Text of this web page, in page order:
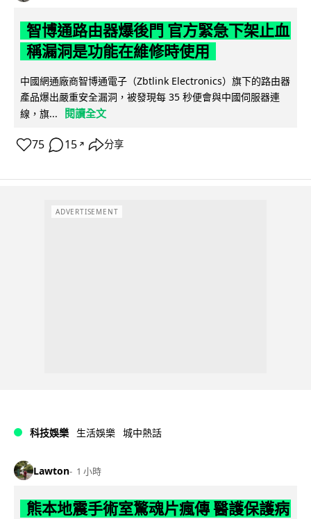
智博通路由器爆後門 官方緊急下架止血
稱漏洞是功能在維修時使用
中國網通廠商智博通電子（Zbtlink Electronics）旗下的路由器
產品爆出嚴重安全漏洞，被發現每 35 秒便會與中國伺服器連
線，旗...
閱讀全文
75 15 ↗ 分享
ADVERTISEMENT
科技娛樂 生活娛樂 城中熱話
Lawton 1 小時
熊本地震手術室驚魂片瘋傳 醫護保護病